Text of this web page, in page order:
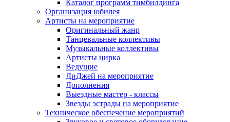
Каталог программ тимбилдинга
Организация юбилея
Артисты на мероприятие
Оригинальный жанр
Танцевальные коллективы
Музыкальные коллективы
Артисты цирка
Ведущие
ДиДжей на мероприятие
Дополнения
Выездные мастер - классы
Звезды эстрады на мероприятие
Техническое обеспечение мероприятий